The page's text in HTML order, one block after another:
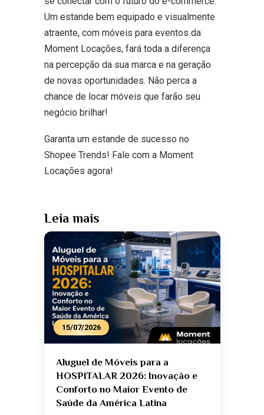
Um estande bem equipado e visualmente
atraente, com móveis para eventos da
Moment Locações, fará toda a diferença
na percepção da sua marca e na geração
de novas oportunidades. Não perca a
chance de locar móveis que farão seu
negócio brilhar!
Garanta um estande de sucesso no
Shopee Trends! Fale com a Moment
Locações agora!
Leia mais
15/07/2026
Aluguel de Móveis para a
HOSPITALAR 2026: Inovação e
Conforto no Maior Evento de
Saúde da América Latina